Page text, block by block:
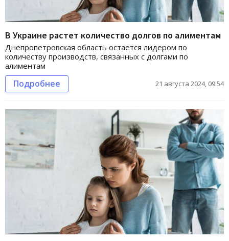
В Украине растет количество долгов по алиментам
Днепропетровская область остается лидером по
количеству производств, связанных с долгами по
алиментам
Подробнее 21 августа 2024, 09:54